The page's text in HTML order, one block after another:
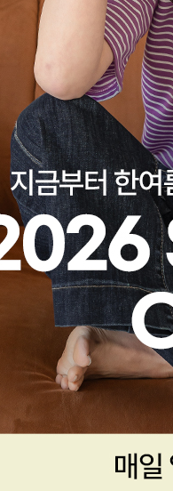
키첼, 이 상품은 어떠